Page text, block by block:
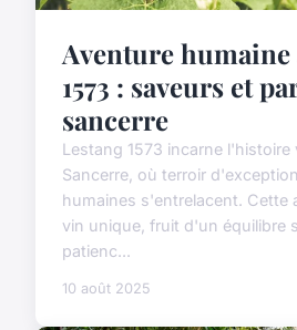
Aventure humaine
1573 : saveurs et
sancerre
Lestang 1573 incarne l'histoire
Sancerre, où terroir
humaines s'entrelacent. Cette
vin unique, fruit d'un équilibre
patienc...
10 août 2025